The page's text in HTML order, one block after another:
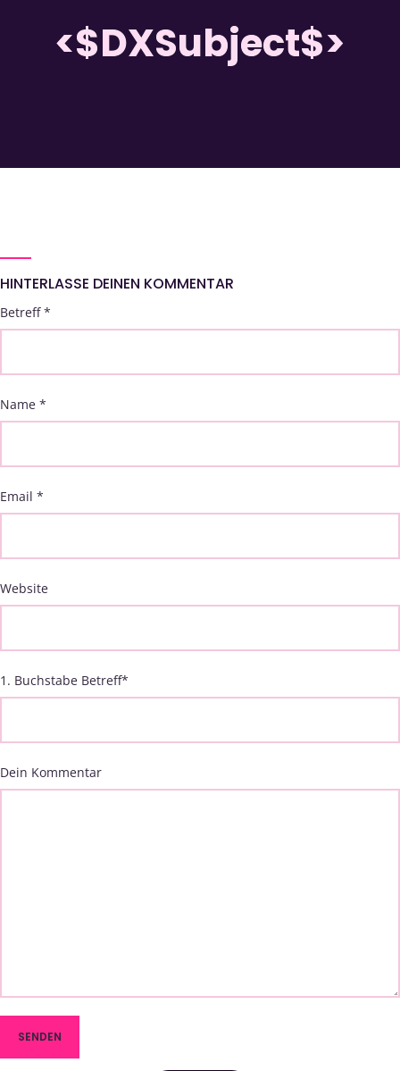
<$DXSubject$>
HINTERLASSE DEINEN KOMMENTAR
Betreff*
Name *
Email *
Website
1. Buchstabe Betreff*
Dein Kommentar